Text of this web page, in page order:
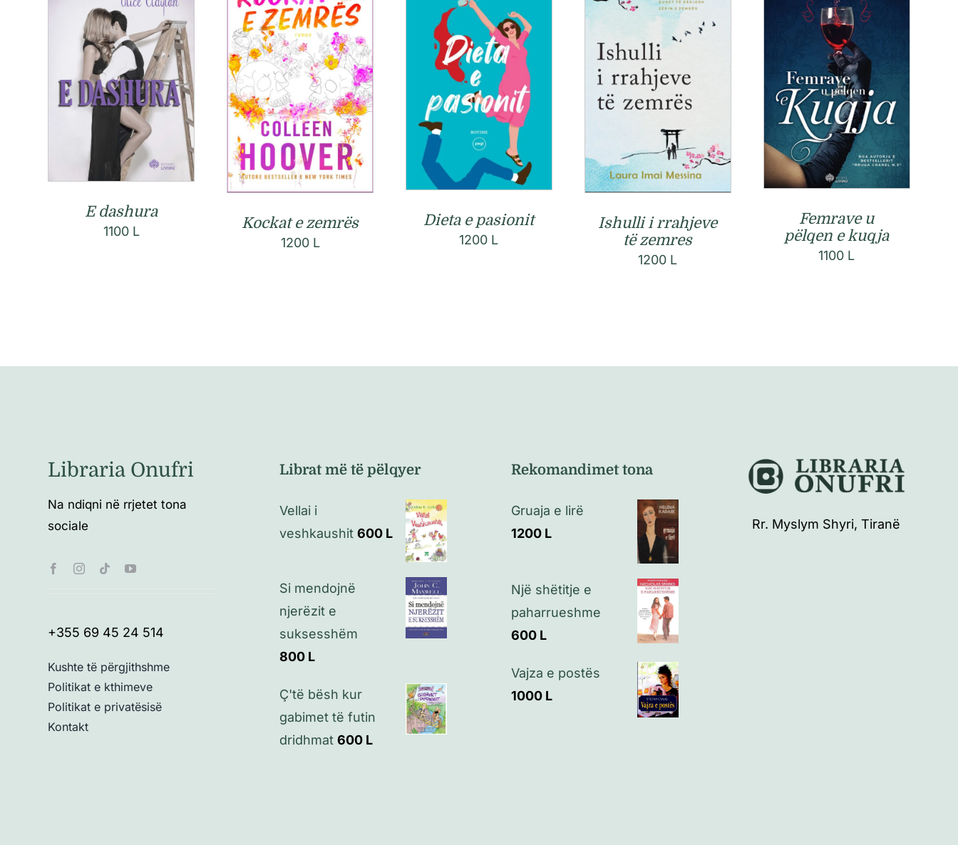
E dashura
1100 L Kockat e zemrës
1200 L
Dieta e pasionit
1200 L
Ishulli i rrahjeve
të zemres
1200 L
Femrave u
pëlqen e kuqja
1100 L
Libraria Onufri
Na ndiqni në rrjetet tona
sociale
+355 69 45 24 514
Kushte të përgjithshme
Politikat e kthimeve
Politikat e privatësisë
Kontakt
Librat më të pëlqyer
Vellai i
veshkaushit 600 L
Si mendojnë
njerëzit e
suksesshëm
800 L
Ç'të bësh kur
gabimet të futin
dridhmat 600 L
Rekomandimet tona
Gruaja e lirë
1200 L
Një shëtitje e
paharrueshme
600 L
Vajza e postës
1000 L
Rr. Myslym Shyri, Tiranë